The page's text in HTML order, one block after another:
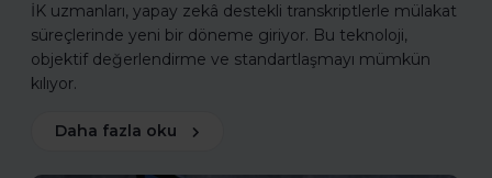
İK uzmanları, yapay zekâ destekli transkriptlerle mülakat
süreçlerinde yeni bir döneme giriyor. Bu teknoloji,
objektif değerlendirme ve standartlaşmayı mümkün
kılıyor.
Daha fazla oku